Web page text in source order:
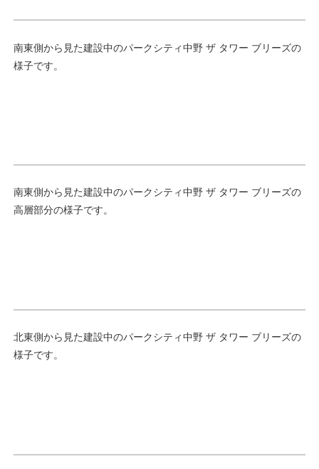
南東側から見た建設中のパークシティ中野 ザ タワー ブリーズの
様子です。
南東側から見た建設中のパークシティ中野 ザ タワー ブリーズの
高層部分の様子です。
北東側から見た建設中のパークシティ中野 ザ タワー ブリーズの
様子です。